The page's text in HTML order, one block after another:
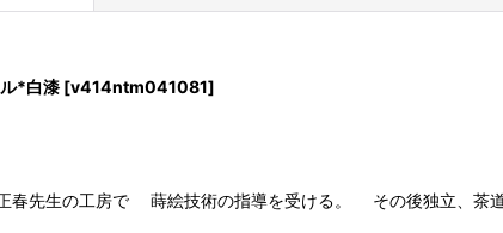
白漆 [v414ntm041081]
の工房で 蒔絵技術の指導を受ける。 その後独立、茶道